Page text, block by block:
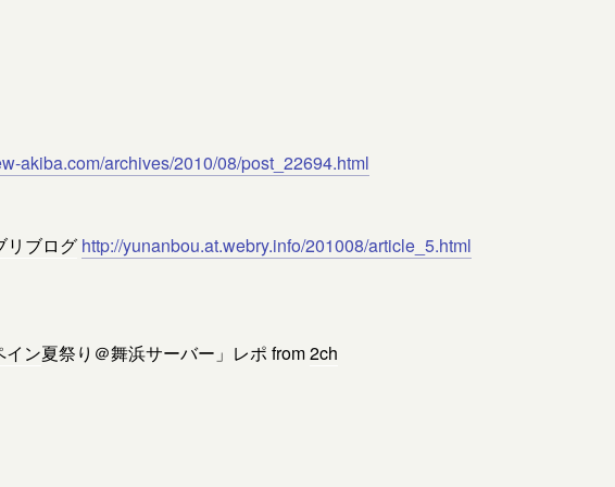
akiba.com/archives/2010/08/post_22694.html
リブログ http://yunanbou.at.webry.info/201008/article_5.html
イン夏祭り＠舞浜サーバー」レポ from2ch